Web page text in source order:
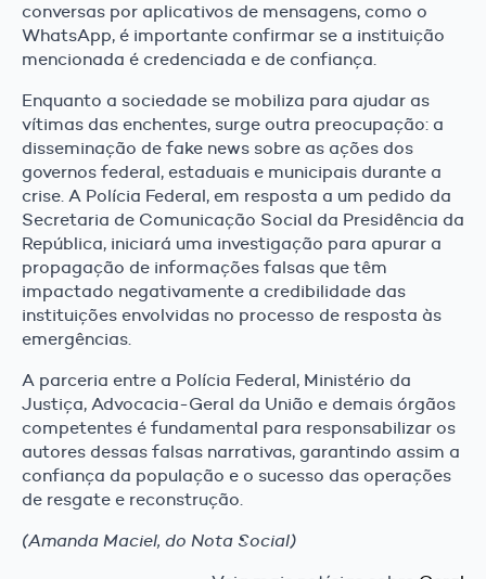
conversas por aplicativos de mensagens, como o
WhatsApp, é importante confirmar se a instituição
mencionada é credenciada e de confiança.
Enquanto a sociedade se mobiliza para ajudar as
vítimas das enchentes, surge outra preocupação: a
disseminação de fake news sobre as ações dos
governos federal, estaduais e municipais durante a
crise. A Polícia Federal, em resposta a um pedido da
Secretaria de Comunicação Social da Presidência da
República, iniciará uma investigação para apurar a
propagação de informações falsas que têm
impactado negativamente a credibilidade das
instituições envolvidas no processo de resposta às
emergências.
A parceria entre a Polícia Federal, Ministério da
Justiça, Advocacia-Geral da União e demais órgãos
competentes é fundamental para responsabilizar os
autores dessas falsas narrativas, garantindo assim a
confiança da população e o sucesso das operações
de resgate e reconstrução.
(Amanda Maciel, do Nota Social)